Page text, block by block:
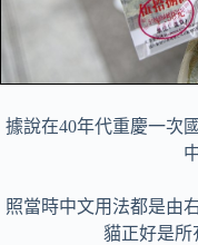
據說在40年代重慶一次
照當時中文用法都是由
貓正好是